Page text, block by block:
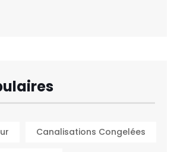
Canalisations Congelées